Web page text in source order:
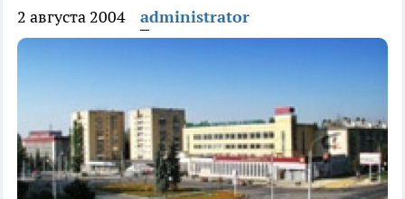
2 августа 2004 administrator